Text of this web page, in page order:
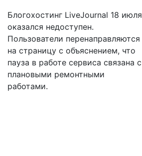
Блогохостинг LiveJournal 18 июля
оказался недоступен.
Пользователи перенаправляются
на страницу с объяснением, что
пауза в работе сервиса связана с
плановыми ремонтными
работами.